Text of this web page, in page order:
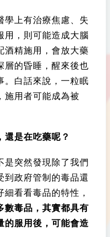
學上有治療焦慮、失
用，則可能造成大腦
酒精施用，會放大藥
層的昏睡，醒來後也
。白話來說，一粒眠
施用者可能成為被
還是在吃藥呢？
是突然發現除了我們
到政府管制的毒品還
看看毒品的特性，
數毒品，其實都具有
的服用後，可能會造